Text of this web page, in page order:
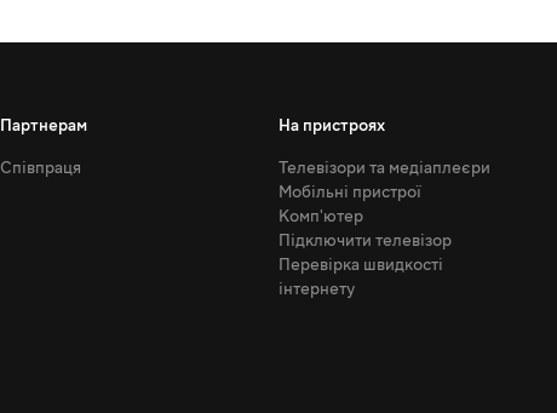
Партнерам
Співпраця
На пристроях
Телевізори та медіаплеєри
Мобільні пристрої
Комп'ютер
Підключити телевізор
Перевірка швидкості
інтернету